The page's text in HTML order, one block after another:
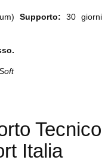
Supporto: 30 giorni
Tecnico
Italia